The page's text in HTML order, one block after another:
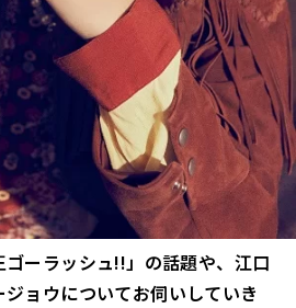
ーラッシュ!!」の話題や、江口
ョウについてお伺いしていき